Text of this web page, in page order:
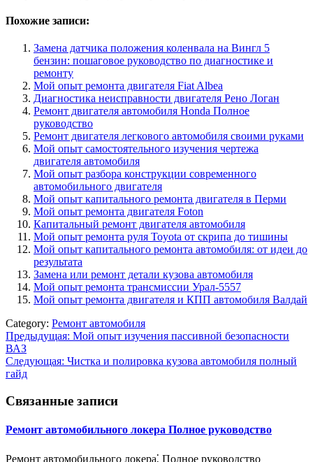
Похожие записи:
Замена датчика положения коленвала на Вингл 5
бензин: пошаговое руководство по диагностике и
ремонту
Мой опыт ремонта двигателя Fiat Albea
Диагностика неисправности двигателя Рено Логан
Ремонт двигателя автомобиля Honda Полное
руководство
Ремонт двигателя легкового автомобиля своими руками
Мой опыт самостоятельного изучения чертежа
двигателя автомобиля
Мой опыт разбора конструкции современного
автомобильного двигателя
Мой опыт капитального ремонта двигателя в Перми
Мой опыт ремонта двигателя Foton
Капитальный ремонт двигателя автомобиля
Мой опыт ремонта руля Toyota от скрипа до тишины
Мой опыт капитального ремонта автомобиля: от идеи до
результата
Замена или ремонт детали кузова автомобиля
Мой опыт ремонта трансмиссии Урал-5557
Мой опыт ремонта двигателя и КПП автомобиля Валдай
Category: Ремонт автомобиля
Навигация
по
записям
Предыдущая: Мой опыт изучения пассивной безопасности
ВАЗ
Следующая: Чистка и полировка кузова автомобиля полный
гайд
Связанные записи
Ремонт автомобильного локера Полное руководство
Ремонт автомобильного локера⁚ Полное руководство